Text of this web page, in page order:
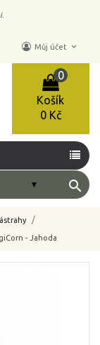
Můj účet keyboard_arrow_down
Košík
0
0 Kč
search
- Jahoda